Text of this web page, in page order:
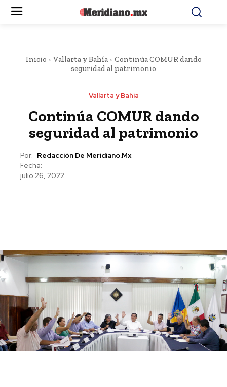
Inicio Vallarta y Bahía
Continúa COMUR dando
seguridad al patrimonio
Vallarta y Bahía
Continúa COMUR dando
seguridad al patrimonio
Por: Redacción De Meridiano.mx
Fecha:
julio 26, 2022